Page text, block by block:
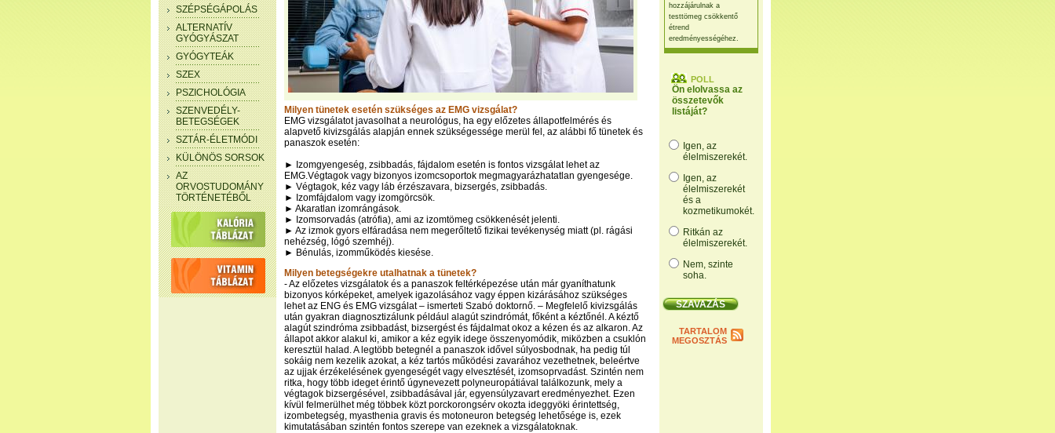
hozzájárulnak a
testtömeg csökkentő
étrend
eredményességéhez.
POLL
Ön elolvassa az
összetevők
listáját?
Igen, az
élelmiszerekét.
Igen, az
élelmiszerekét
és a
kozmetikumokét.
Ritkán az
élelmiszerekét.
Nem, szinte
soha.
TARTALOM
MEGOSZTÁS
SZÉPSÉGÁPOLÁS
ALTERNATÍV
GYÓGYÁSZAT
GYÓGYTEÁK
SZEX
PSZICHOLÓGIA
SZENVEDÉLY-
BETEGSÉGEK
SZTÁR-ÉLETMÓDI
KÜLÖNÖS SORSOK
AZ
ORVOSTUDOMÁNY
TÖRTÉNETÉBŐL
Milyen tünetek esetén szükséges az EMG vizsgálat?
EMG vizsgálatot javasolhat a neurológus, ha egy előzetes állapotfelmérés és
alapvető kivizsgálás alapján ennek szükségessége merül fel, az alábbi fő tünetek és
panaszok esetén:
► Izomgyengeség, zsibbadás, fájdalom esetén is fontos vizsgálat lehet az
EMG.Végtagok vagy bizonyos izomcsoportok megmagyarázhatatlan gyengesége.
► Végtagok, kéz vagy láb érzészavara, bizsergés, zsibbadás.
► Izomfájdalom vagy izomgörcsök.
► Akaratlan izomrángások.
► Izomsorvadás (atrófia), ami az izomtömeg csökkenését jelenti.
► Az izmok gyors elfáradása nem megerőltető fizikai tevékenység miatt (pl. rágási
nehézség, lógó szemhéj).
► Bénulás, izomműködés kiesése.
Milyen betegségekre utalhatnak a tünetek?
- Az előzetes vizsgálatok és a panaszok feltérképezése után már gyaníthatunk
bizonyos kórképeket, amelyek igazolásához vagy éppen kizárásához szükséges
lehet az ENG és EMG vizsgálat – ismerteti Szabó doktornő. – Megfelelő kivizsgálás
után gyakran diagnosztizálunk például alagút szindrómát, főként a kéztőnél. A kéztő
alagút szindróma zsibbadást, bizsergést és fájdalmat okoz a kézen és az alkaron. Az
állapot akkor alakul ki, amikor a kéz egyik idege összenyomódik, miközben a csuklón
keresztül halad. A legtöbb betegnél a panaszok idővel súlyosbodnak, ha pedig túl
sokáig nem kezelik azokat, a kéz tartós működési zavarához vezethetnek, beleértve
az ujjak érzékelésének gyengeségét vagy elvesztését, izomsoprvadást. Szintén nem
ritka, hogy több ideget érintő úgynevezett polyneuropátiával találkozunk, mely a
végtagok bizsergésével, zsibbadásával jár, egyensúlyzavart eredményezhet. Ezen
kívül felmerülhet még többek közt porckorongsérv okozta ideggyöki érintettség,
izombetegség, myasthenia gravis és motoneuron betegség lehetősége is, ezek
kimutatásában szintén fontos szerepe van ezeknek a vizsgálatoknak.